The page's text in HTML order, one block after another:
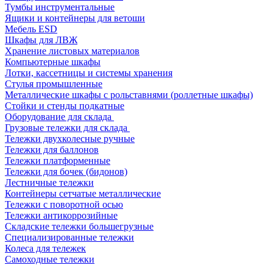
Тумбы инструментальные
Ящики и контейнеры для ветоши
Мебель ESD
Шкафы для ЛВЖ
Хранение листовых материалов
Компьютерные шкафы
Лотки, кассетницы и системы хранения
Стулья промышленные
Металлические шкафы с рольставнями (роллетные шкафы)
Стойки и стенды подкатные
Оборудование для склада
Грузовые тележки для склада
Тележки двухколесные ручные
Тележки для баллонов
Тележки платформенные
Тележки для бочек (бидонов)
Лестничные тележки
Контейнеры сетчатые металлические
Тележки с поворотной осью
Тележки антикоррозийные
Складские тележки большегрузные
Специализированные тележки
Колеса для тележек
Самоходные тележки